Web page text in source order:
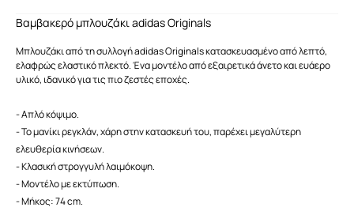
Βαμβακερό μπλουζάκι adidas Originals
Μπλουζάκι από τη συλλογή adidas Originals κατασκευασμένο από λεπτό,
ελαφρώς ελαστικό πλεκτό. Ένα μοντέλο από εξαιρετικά άνετο και ευάερο
υλικό, ιδανικό για τις πιο ζεστές εποχές.
- Απλό κόψιμο.
- Το μανίκι ρεγκλάν, χάρη στην κατασκευή του, παρέχει μεγαλύτερη
ελευθερία κινήσεων.
- Κλασική στρογγυλή λαιμόκοψη.
- Μοντέλο με εκτύπωση.
- Μήκος: 74 cm.